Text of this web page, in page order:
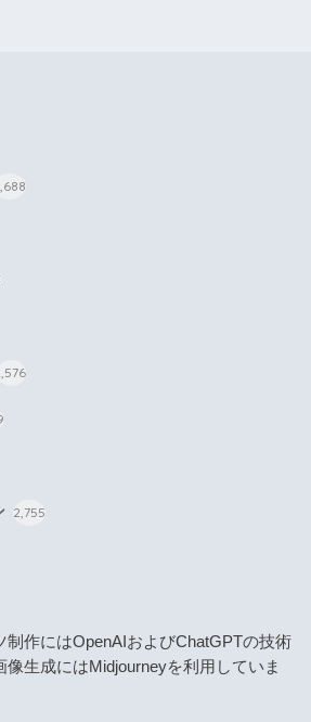
2,755
制作にはOpenAIおよびChatGPTの技術
像生成にはMidjourneyを利用していま